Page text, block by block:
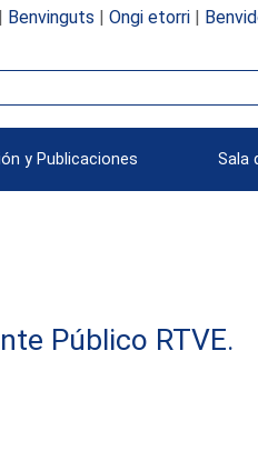
Benvinguts | Ongi etorri|
y Publicaciones Sala
Público RTVE.